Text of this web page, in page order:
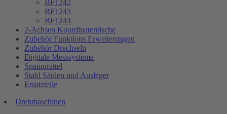
BF1242
BF1243
BF1244
2-Achsen Koordinatentische
Zubehör Funktions Erweiterungen
Zubehör Drechseln
Digitale Messsysteme
Spannmittel
Stahl Säulen und Ausleger
Ersatzteile
Drehmaschinen